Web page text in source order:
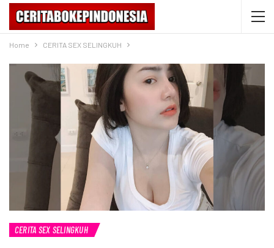
Home CERITA SEX SELINGKUH
CERITA SEX SELINGKUH